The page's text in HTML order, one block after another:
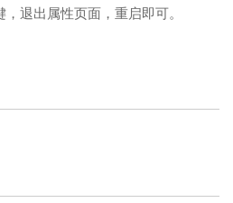
退出属性页面，重启即可。